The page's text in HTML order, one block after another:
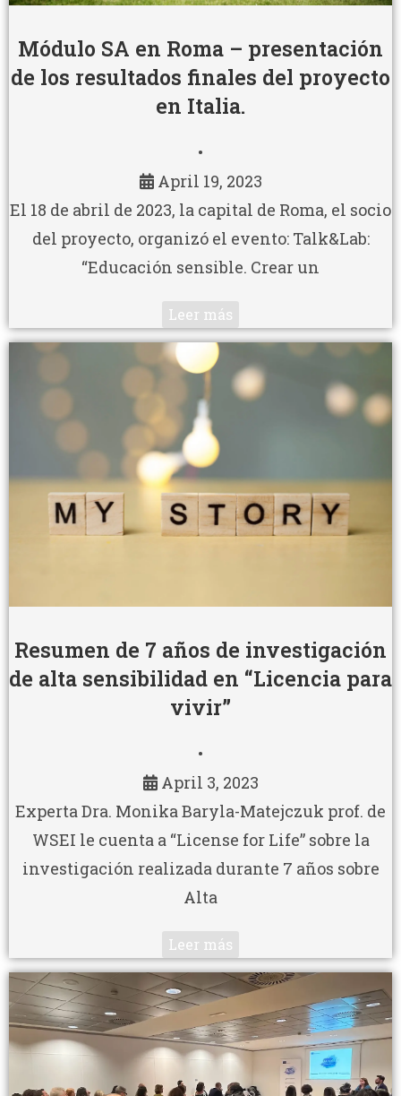
Módulo SA en Roma – presentación
de los resultados finales del proyecto
en Italia.
•
April 19, 2023
El 18 de abril de 2023, la capital de Roma, el socio
del proyecto, organizó el evento: Talk&Lab:
“Educación sensible. Crear un
Leer más
Resumen de 7 años de investigación
de alta sensibilidad en “Licencia para
vivir”
•
April 3, 2023
Experta Dra. Monika Baryla-Matejczuk prof. de
WSEI le cuenta a “License for Life” sobre la
investigación realizada durante 7 años sobre
Alta
Leer más